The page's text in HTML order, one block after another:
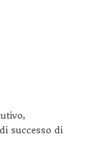
successo di